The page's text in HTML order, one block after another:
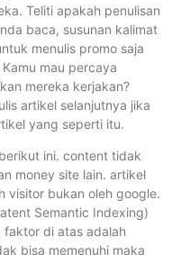
Teliti apakah penulisan
baca, susunan kalimat
menulis promo saja
mau percaya
mereka kerjakan?
artikel selanjutnya jika
yang seperti itu.
ini. content tidak
money site lain. artikel
visitor bukan oleh google.
Semantic Indexing)
faktor di atas adalah
bisa memenuhi maka